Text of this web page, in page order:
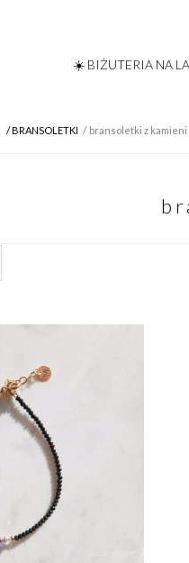
☀️ BIŻUTERIA NA
BRANSOLETKI bransoletki z